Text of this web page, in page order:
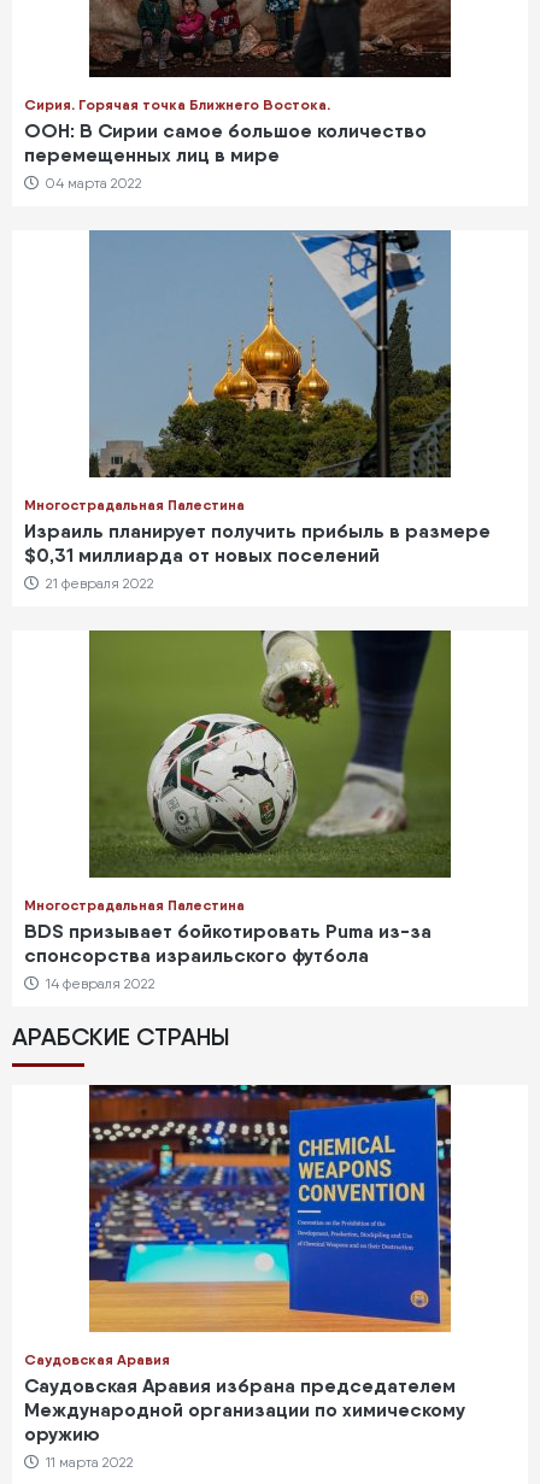
Сирия. Горячая точка Ближнего Востока.
ООН: В Сирии самое большое количество
перемещенных лиц в мире
04 марта 2022
Многострадальная Палестина
Израиль планирует получить прибыль в размере
$0,31 миллиарда от новых поселений
21 февраля 2022
Многострадальная Палестина
BDS призывает бойкотировать Puma из-за
спонсорства израильского футбола
14 февраля 2022
АРАБСКИЕ СТРАНЫ
Саудовская Аравия
Саудовская Аравия избрана председателем
Международной организации по химическому
оружию
11 марта 2022